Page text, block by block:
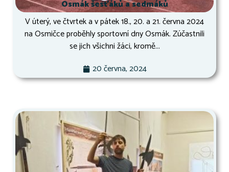
Osmák šesťáků a sedmáků
V úterý, ve čtvrtek a v pátek 18., 20. a 21. června 2024
na Osmičce proběhly sportovní dny Osmák. Zúčastnili
se jich všichni žáci, kromě...
20 června, 2024